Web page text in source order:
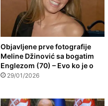
Objavljene prve fotografije
Meline Džinović sa bogatim
Englezom (70) – Evo ko je o
29/01/2026